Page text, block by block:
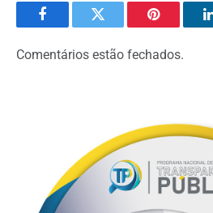
FacebookTwitter Pinterest
Comentários estão fechados.